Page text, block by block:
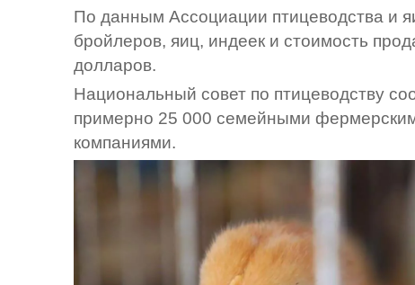
По данным Ассоциации птицеводства и
бройлеров, яиц, индеек и стоимость
долларов.
Национальный совет по птицеводству
примерно 25 000 семейными
компаниями.